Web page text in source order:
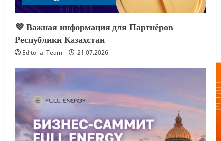
💜 Важная информация для Партнёров
Республики Казахстан
Editorial Team 21.07.2026